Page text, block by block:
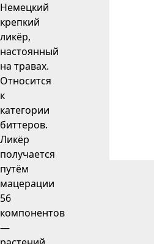
Немецкий
крепкий
ликёр,
настоянный
на травах.
Относится
к
категории
биттеров.
Ликёр
получается
путём
мацерации
56
компонентов
—